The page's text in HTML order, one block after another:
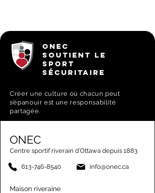
ONEC
SOUTIENT LE
SPORT
SÉCURITAIRE
Créer une culture où chacun peut
s’épanouir est une responsabilité
partagée.
ONEC
Centre sportif riverain d’Ottawa depuis 1883
613-746-8540 info@onec.ca
Maison riveraine